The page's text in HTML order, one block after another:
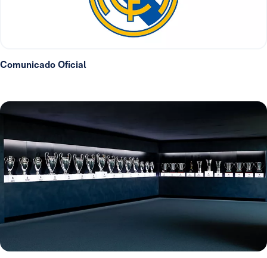
Comunicado Oficial